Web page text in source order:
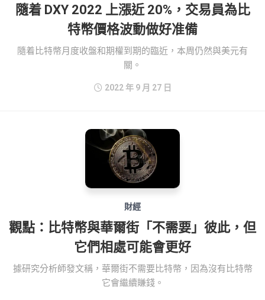
隨着 DXY 2022 上漲近 20%，交易員為比
特幣價格波動做好准備
隨着比特幣月度收盤和期權到期的臨近，本周仍然與美元有
關。
2022 年 9 月 27 日
財經
觀點：比特幣與華爾街「不需要」彼此，但
它們相處可能會更好
據研究分析師發文稱，華爾街不需要比特幣，因為沒有比特幣
它會繼續賺錢。